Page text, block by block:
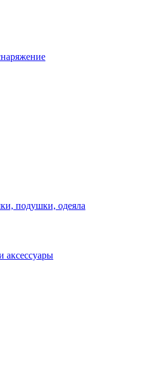
подушки, одеяла
аксессуары